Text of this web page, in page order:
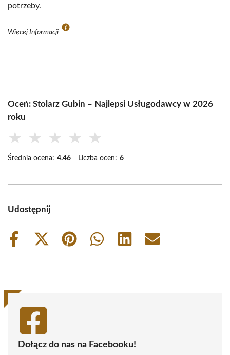
potrzeby.
Więcej Informacji
Oceń: Stolarz Gubin – Najlepsi Usługodawcy w 2026
roku
★ ★ ★ ★ ★
Średnia ocena: 4.46 Liczba ocen: 6
Udostępnij
Share
Share
(Twitter)
Share
Share
Share
Share
Dołącz do nas na Facebooku!